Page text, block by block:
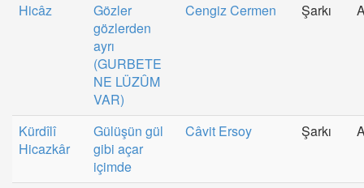
Hicâz
Gözler
gözlerden
ayrı
(GURBETE
NE LÜZÛM
VAR)
Cengiz Cermen Şarkı
Kürdîlî
Hicazkâr
Gülüşün gül
gibi açar
içimde
Câvit Ersoy Şarkı